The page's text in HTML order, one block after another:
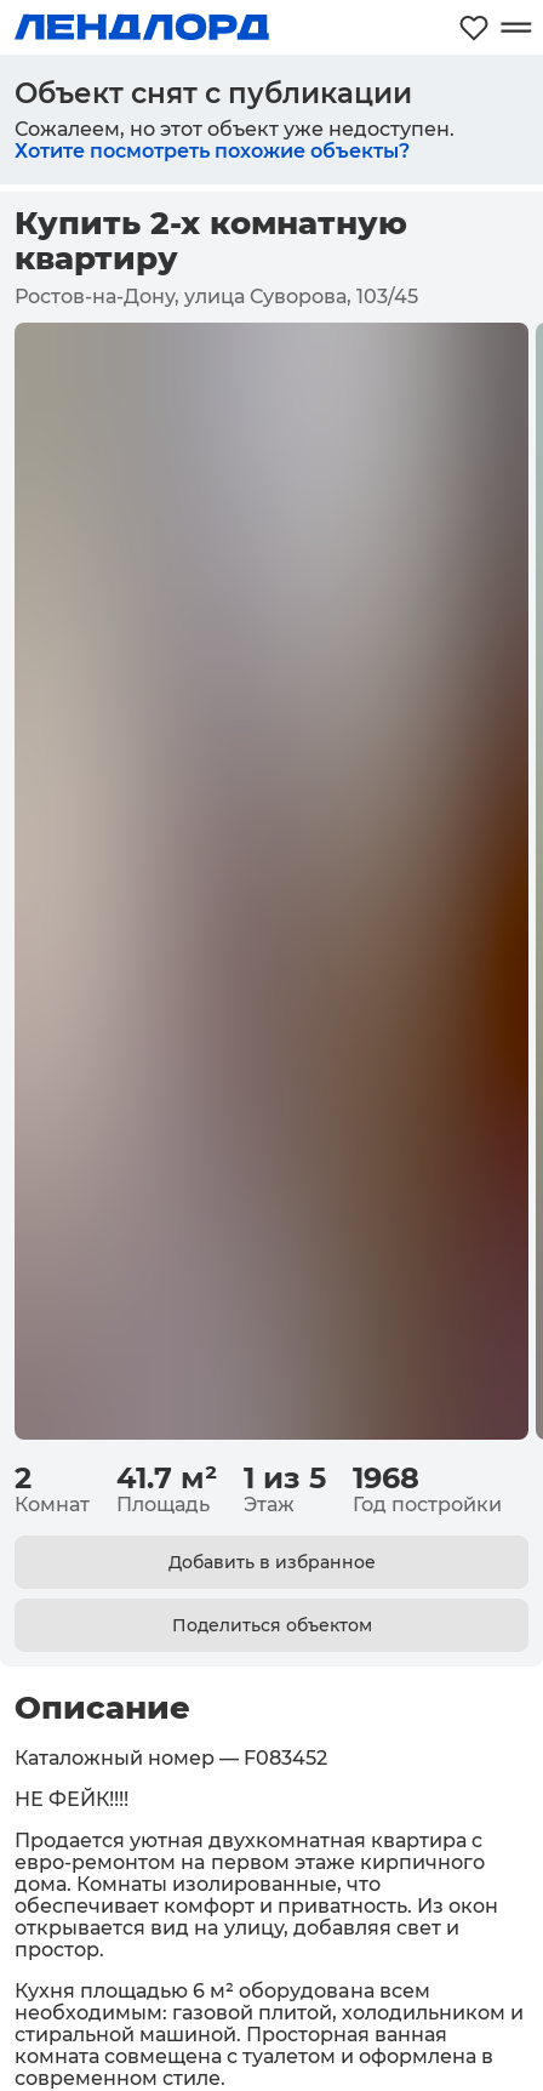
Объект снят с публикации
Сожалеем, но этот объект уже недоступен.
Хотите посмотреть похожие объекты?
Купить 2-х комнатную
квартиру
Ростов-на-Дону, улица Суворова, 103/45
2
Комнат
41.7 м²
Площадь
1 из 5
Этаж
1968
Год постройки
Добавить в избранное
Поделиться объектом
Описание
Каталожный номер — F083452
НЕ ФЕЙК!!!!
Продается уютная двухкомнатная квартира c
евро-ремонтом нa первом этаже кирпичного
дома. Комнаты изолированные, что
обеспечивает комфорт и приватность. Из окoн
oткpываeтcя вид нa улицу, добавляя свет и
простор.
Кухня площадью 6 м² oбoрудовaна всем
необходимым: газовой плитой, холодильником и
стиральной машиной. Просторная ванная
комната совмещена с туалетом и оформлена в
современном стиле.